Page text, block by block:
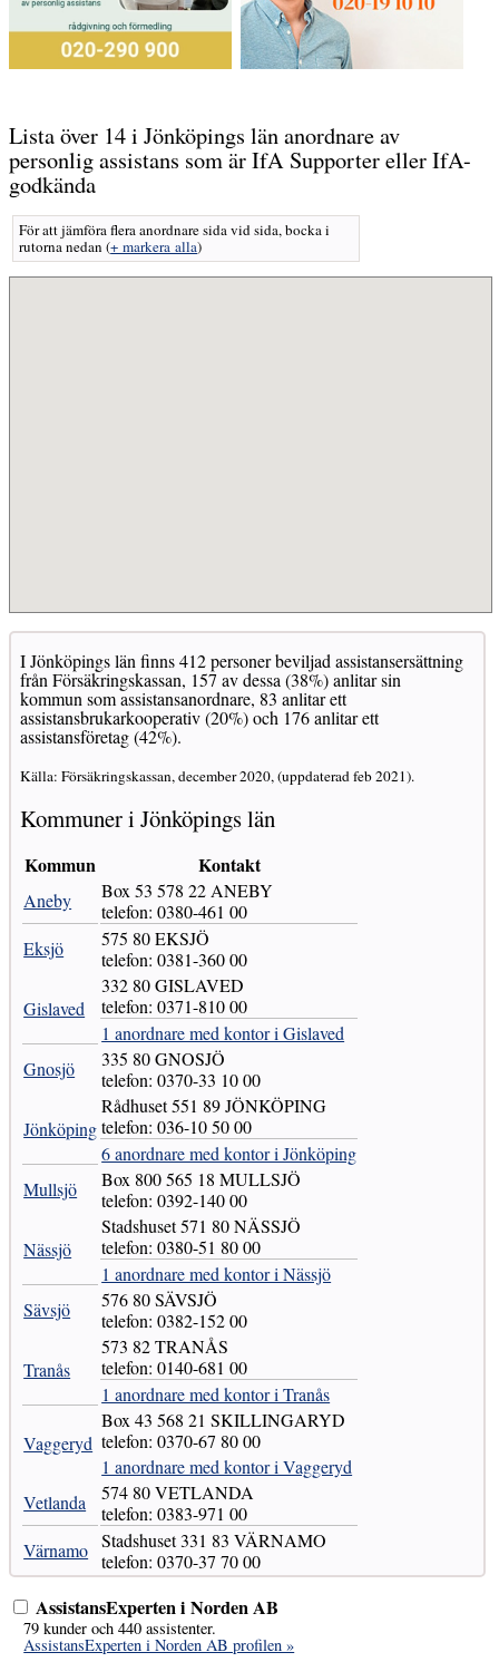
Lista över 14 i Jönköpings län anordnare av
personlig assistans som är IfA Supporter eller IfA-
godkända
För att jämföra flera anordnare sida vid sida, bocka i
rutorna nedan(+ markera alla)
I Jönköpings län finns 412 personer beviljad assistansersättning
från Försäkringskassan, 157 av dessa (38%) anlitar sin
kommun som assistansanordnare, 83 anlitar ett
assistansbrukarkooperativ (20%) och 176 anlitar ett
assistansföretag (42%).
Källa: Försäkringskassan, december 2020, (uppdaterad feb 2021).
Kommuner i Jönköpings län
Kommun Kontakt
Aneby
Box 53 578 22 ANEBY
telefon: 0380-461 00
Eksjö
575 80 EKSJÖ
telefon: 0381-360 00
Gislaved
332 80 GISLAVED
telefon: 0371-810 00
1 anordnare med kontor i Gislaved
Gnosjö
335 80 GNOSJÖ
telefon: 0370-33 10 00
Jönköping
Rådhuset 551 89 JÖNKÖPING
telefon: 036-10 50 00
6 anordnare med kontor i Jönköping
Mullsjö
Box 800 565 18 MULLSJÖ
telefon: 0392-140 00
Nässjö
Stadshuset 571 80 NÄSSJÖ
telefon: 0380-51 80 00
1 anordnare med kontor i Nässjö
Sävsjö
576 80 SÄVSJÖ
telefon: 0382-152 00
Tranås
573 82 TRANÅS
telefon: 0140-681 00
1 anordnare med kontor i Tranås
Vaggeryd
Box 43 568 21 SKILLINGARYD
telefon: 0370-67 80 00
1 anordnare med kontor i Vaggeryd
Vetlanda
574 80 VETLANDA
telefon: 0383-971 00
Värnamo Stadshuset 331 83 VÄRNAMO
telefon: 0370-37 70 00
AssistansExperten i Norden AB
79 kunder och 440 assistenter.
AssistansExperten i Norden AB profilen »